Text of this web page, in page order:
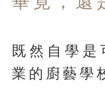
既然自學
業的廚藝學